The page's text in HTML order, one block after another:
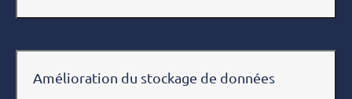
Amélioration du stockage de données